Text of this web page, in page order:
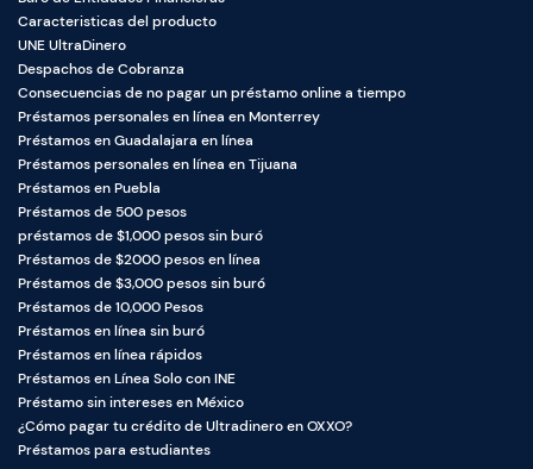
Contáctanos
+52 55 9088 8977
+52 55 2665 2064
soporte@ultradinero.com
quejas@ultradinero.com
Atención por 24 horas los 7 días de la semana.
Atención por WhatsApp 24 horas los 7 días de la semana.
Atención telefónica de las 9 AM a las 16 de lunes a viernes.
Caracteristicas del producto
UNE UltraDinero
Despachos de Cobranza
Consecuencias de no pagar un préstamo online a tiempo
Préstamos personales en línea en Monterrey
Préstamos en Guadalajara en línea
Préstamos personales en línea en Tijuana
Préstamos en Puebla
Préstamos de 500 pesos
préstamos de $1,000 pesos sin buró
Préstamos de $2000 pesos en línea
Préstamos de $3,000 pesos sin buró
Préstamos de 10,000 Pesos
Préstamos en línea sin buró
Préstamos en línea rápidos
Préstamos en Línea Solo con INE
Préstamo sin intereses en México
¿Cómo pagar tu crédito de Ultradinero en OXXO?
Préstamos para estudiantes